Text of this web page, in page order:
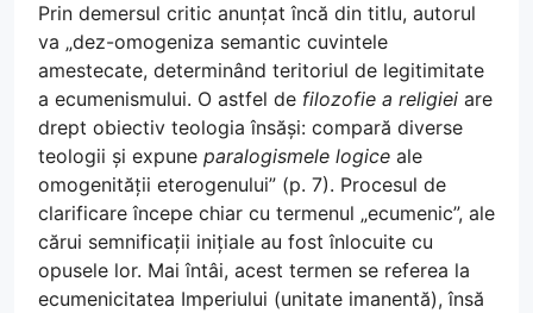
Prin demersul critic anunțat încă din titlu, autorul
va „dez-omogeniza semantic cuvintele
amestecate, determinând teritoriul de legitimitate
a ecumenismului. O astfel de filozofie a religiei are
drept obiectiv teologia însăși: compară diverse
teologii și expune paralogismele logice ale
omogenității eterogenului” (p. 7). Procesul de
clarificare începe chiar cu termenul „ecumenic”, ale
cărui semnificații inițiale au fost înlocuite cu
opusele lor. Mai întâi, acest termen se referea la
ecumenicitatea Imperiului (unitate imanentă), însă